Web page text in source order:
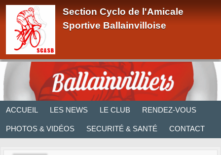
Section Cyclo de l'Amicale
Sportive Ballainvilloise
ACCUEIL LES NEWS LE CLUB RENDEZ-VOUS
PHOTOS & VIDÉOS SECURITÉ & SANTÉ CONTACT
Panneau de gestion des cookies